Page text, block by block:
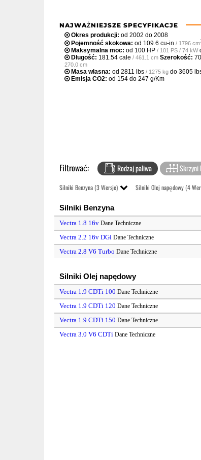
NAJWAŻNIEJSZE SPECYFIKACJE
Okres produkcji: od 2002 do 2008
Pojemność skokowa: od 109.6 cu-in / 1796 cm
Maksymalna moc: od 100 HP / 101 PS / 74 kW
Długość: 181.54 cale / 461.1 cm Szerokość:
270.0 cm
Masa własna: od 2811 lbs / 1275 kg do 3605
Emisja CO2: od 154 do 247 g/Km
Filtrować: Rodzaj paliwa Skrzyni
Silniki Benzyna (3 Wersje) Silniki Olej napędowy (4
Silniki Benzyna
Vectra 1.8 16v Dane Techniczne
Vectra 2.2 16v DGi Dane Techniczne
Vectra 2.8 V6 Turbo Dane Techniczne
Silniki Olej napędowy
Vectra 1.9 CDTi 100 Dane Techniczne
Vectra 1.9 CDTi 120 Dane Techniczne
Vectra 1.9 CDTi 150 Dane Techniczne
Vectra 3.0 V6 CDTi Dane Techniczne